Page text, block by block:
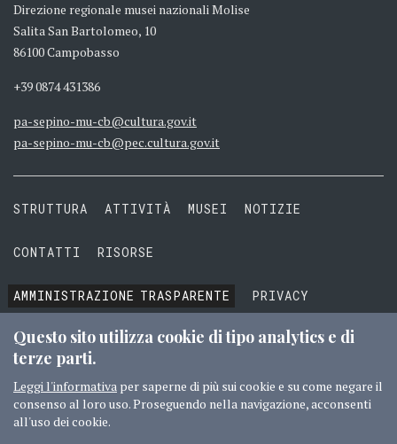
Direzione regionale musei nazionali Molise
Salita San Bartolomeo, 10
86100 Campobasso
+39 0874 431386
pa-sepino-mu-cb@cultura.gov.it
pa-sepino-mu-cb@pec.cultura.gov.it
STRUTTURA ATTIVITÀ MUSEI NOTIZIE
CONTATTI RISORSE
AMMINISTRAZIONE TRASPARENTE
PRIVACY
COOKIE
TERMINI E CONDIZIONI
© 2016 MIBACT TUTTI I DIRITTI RISERVATI CREDITI
Questo sito utilizza cookie di tipo analytics e di
terze parti.
Leggi l'informativa per saperne di più sui cookie e su come negare il
consenso al loro uso. Proseguendo nella navigazione, acconsenti
all'uso dei cookie.